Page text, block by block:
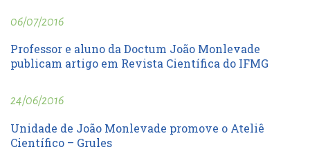
06/07/2016
Professor e aluno da Doctum João Monlevade
publicam artigo em Revista Científica do IFMG
24/06/2016
Unidade de João Monlevade promove o Ateliê
Científico – Grules